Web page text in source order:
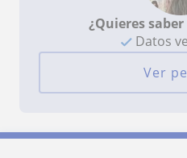
¿Quieres
Datos
Ver